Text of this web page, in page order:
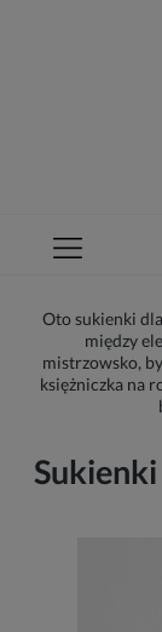
Oto sukienki
między
mistrzowsko,
księżniczka na